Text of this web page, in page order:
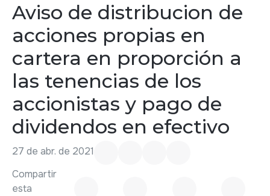
Aviso de distribucion de
acciones propias en
cartera en proporción a
las tenencias de los
accionistas y pago de
dividendos en efectivo
27 de abr. de 2021
Compartir
esta